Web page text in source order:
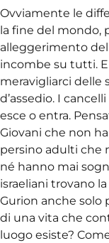
Ovviamente le
la fine del mondo,
alleggerimento
incombe su tutti.
meravigliarci delle
d’assedio. I
esce o entra.
Giovani che non
persino adulti che
né hanno mai
israeliani trovano
Gurion anche solo
di una vita che
luogo esiste?